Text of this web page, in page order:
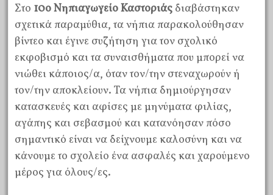
Στο 10ο Νηπιαγωγείο Καστοριάς διαβάστηκαν
σχετικά παραμύθια, τα νήπια παρακολούθησαν
βίντεο και έγινε συζήτηση για τον σχολικό
εκφοβισμό και τα συναισθήματα που μπορεί να
νιώθει κάποιος/α, όταν τον/την στεναχωρούν ή
τον/την αποκλείουν. Τα νήπια δημιούργησαν
κατασκευές και αφίσες με μηνύματα φιλίας,
αγάπης και σεβασμού και κατανόησαν πόσο
σημαντικό είναι να δείχνουμε καλοσύνη και να
κάνουμε το σχολείο ένα ασφαλές και χαρούμενο
μέρος για όλους/ες.